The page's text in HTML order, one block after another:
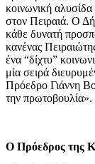
κοινωνική
στον Πειραιά. Ο
κάθε δυνατή
κανένας
ένα “δίχτυ”
μία σειρά
Πρόεδρο Γιάννη
την πρωτοβουλία».
Ο Πρόεδρος της